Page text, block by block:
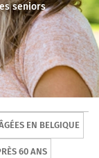
seniors
EN BELGIQUE
60 ANS